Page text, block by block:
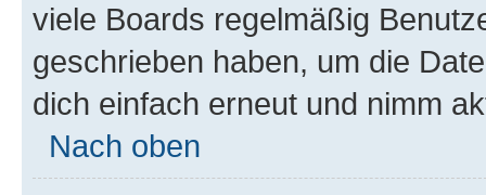
viele Boards regelmäßig
geschrieben haben, um die
dich einfach erneut und nimm
Nach oben